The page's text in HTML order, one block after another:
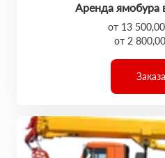
Аренда ямобура
от 13
от 2